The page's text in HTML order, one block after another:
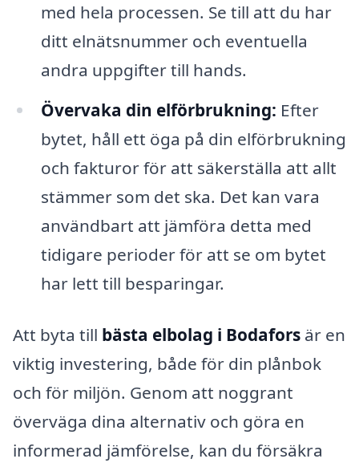
med hela processen. Se till att du har
ditt elnätsnummer och eventuella
andra uppgifter till hands.
Övervaka din elförbrukning: Efter
bytet, håll ett öga på din elförbrukning
och fakturor för att säkerställa att allt
stämmer som det ska. Det kan vara
användbart att jämföra detta med
tidigare perioder för att se om bytet
har lett till besparingar.
Att byta till bästa elbolag i Bodafors är en
viktig investering, både för din plånbok
och för miljön. Genom att noggrant
överväga dina alternativ och göra en
informerad jämförelse, kan du försäkra